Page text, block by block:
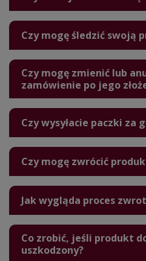
Czy mogę śledzić swoją
Czy mogę zmienić lub
zamówienie po jego
Czy wysyłacie paczki za
Czy mogę zwrócić
Jak wygląda proces
Co zrobić, jeśli produkt
uszkodzony?